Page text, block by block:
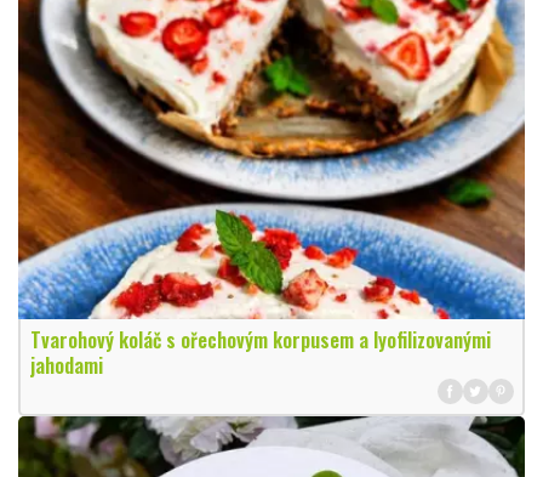
Tvarohový koláč s ořechovým korpusem a lyofilizovanými
jahodami